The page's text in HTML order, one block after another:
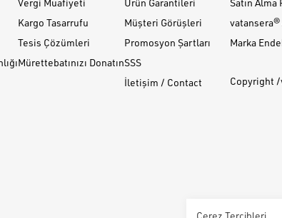
Çerez Tercihleri
Vergi Muafiyeti
Kargo Tasarrufu
Tesis Çözümleri
Mürettebatınızı Donatın
Ürün Garantileri
Müşteri Görüşleri
Promosyon Şartları
SSS
İletişim / Contact
Satın Alma
vatansera®
Marka
Copyright /